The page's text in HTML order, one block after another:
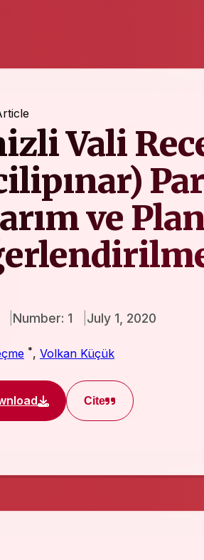
Vali
ve
Number: 1 July 1, 2020
*, Volkan Küçük
Cite